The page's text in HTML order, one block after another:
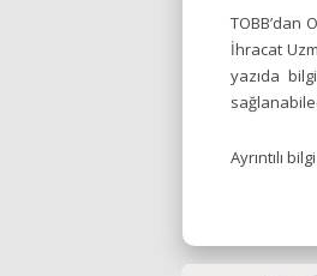
TOBB’dan
İhracat
yazıda
Ayrıntılı